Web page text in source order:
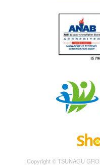
Copyright © TSUNAGU